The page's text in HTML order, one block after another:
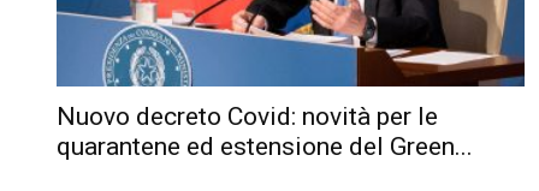
Nuovo decreto Covid: novità per le
quarantene ed estensione del Green...